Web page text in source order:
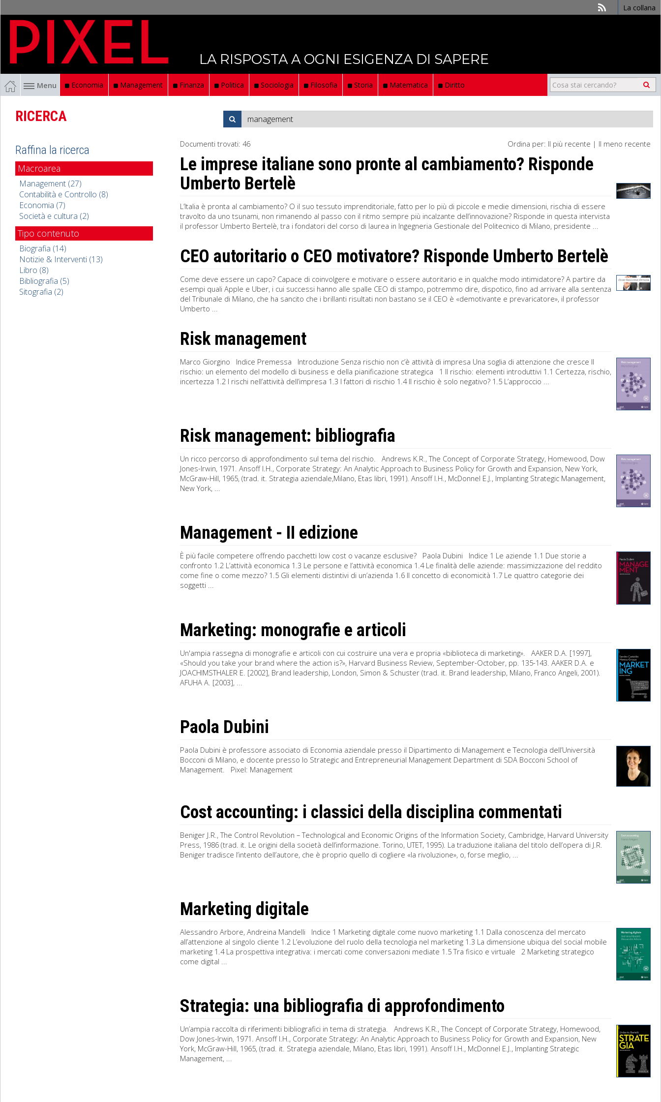
La collana
LA RISPOSTA A OGNI ESIGENZA DI SAPERE
Menu Economia Management Finanza Politica Sociologia Filosofia Storia Matematica Diritto
RICERCA
Ordina per: Il più recente | Il meno recente
Documenti trovati: 46
Le imprese italiane sono pronte al cambiamento? Risponde
Umberto Bertelè
L’Italia è pronta al cambiamento? O il suo tessuto imprenditoriale, fatto per lo più di piccole e medie dimensioni, rischia di essere
travolto da uno tsunami, non rimanendo al passo con il ritmo sempre più incalzante dell’innovazione? Risponde in questa intervista
il professor Umberto Bertelè, tra i fondatori del corso di laurea in Ingegneria Gestionale del Politecnico di Milano, presidente ...
CEO autoritario o CEO motivatore? Risponde Umberto Bertelè
Come deve essere un capo? Capace di coinvolgere e motivare o essere autoritario e in qualche modo intimidatore? A partire da
esempi quali Apple e Uber, i cui successi hanno alle spalle CEO di stampo, potremmo dire, dispotico, fino ad arrivare alla sentenza
del Tribunale di Milano, che ha sancito che i brillanti risultati non bastano se il CEO è «demotivante e prevaricatore», il professor
Umberto ...
Risk management
Marco Giorgino Indice Premessa Introduzione Senza rischio non c’è attività di impresa Una soglia di attenzione che cresce Il
rischio: un elemento del modello di business e della pianificazione strategica 1 Il rischio: elementi introduttivi 1.1 Certezza, rischio,
incertezza 1.2 I rischi nell’attività dell’impresa 1.3 I fattori di rischio 1.4 Il rischio è solo negativo? 1.5 L’approccio ...
Risk management: bibliografia
Un ricco percorso di approfondimento sul tema del rischio. Andrews K.R., The Concept of Corporate Strategy, Homewood, Dow
Jones-Irwin, 1971. Ansoff I.H., Corporate Strategy: An Analytic Approach to Business Policy for Growth and Expansion, New York,
McGraw-Hill, 1965, (trad. it. Strategia aziendale,Milano, Etas libri, 1991). Ansoff I.H., McDonnel E.J., Implanting Strategic Management,
New York, ...
Management - II edizione
È più facile competere offrendo pacchetti low cost o vacanze esclusive? Paola Dubini Indice 1 Le aziende 1.1 Due storie a
confronto 1.2 L’attività economica 1.3 Le persone e l’attività economica 1.4 Le finalità delle aziende: massimizzazione del reddito
come fine o come mezzo? 1.5 Gli elementi distintivi di un’azienda 1.6 Il concetto di economicità 1.7 Le quattro categorie dei
soggetti ...
Marketing: monografie e articoli
Un'ampia rassegna di monografie e articoli con cui costruire una vera e propria «biblioteca di marketing». AAKER D.A. [1997],
«Should you take your brand where the action is?», Harvard Business Review, September-October, pp. 135-143. AAKER D.A. e
JOACHIMSTHALER E. [2002], Brand leadership, London, Simon & Schuster (trad. it. Brand leadership, Milano, Franco Angeli, 2001).
AFUHA A. [2003], ...
Paola Dubini
Paola Dubini è professore associato di Economia aziendale presso il Dipartimento di Management e Tecnologia dell’Università
Bocconi di Milano, e docente presso lo Strategic and Entrepreneurial Management Department di SDA Bocconi School of
Management. Pixel: Management
Cost accounting: i classici della disciplina commentati
Beniger J.R., The Control Revolution – Technological and Economic Origins of the Information Society, Cambridge, Harvard University
Press, 1986 (trad. it. Le origini della società dell’informazione. Torino, UTET, 1995). La traduzione italiana del titolo dell’opera di J.R.
Beniger tradisce l’intento dell’autore, che è proprio quello di cogliere «la rivoluzione», o, forse meglio, ...
Marketing digitale
Alessandro Arbore, Andreina Mandelli Indice 1 Marketing digitale come nuovo marketing 1.1 Dalla conoscenza del mercato
all’attenzione al singolo cliente 1.2 L’evoluzione del ruolo della tecnologia nel marketing 1.3 La dimensione ubiqua del social mobile
marketing 1.4 La prospettiva integrativa: i mercati come conversazioni mediate 1.5 Tra fisico e virtuale 2 Marketing strategico
come digital ...
Strategia: una bibliografia di approfondimento
Un’ampia raccolta di riferimenti bibliografici in tema di strategia. Andrews K.R., The Concept of Corporate Strategy, Homewood,
Dow Jones-Irwin, 1971. Ansoff I.H., Corporate Strategy: An Analytic Approach to Business Policy for Growth and Expansion, New
York, McGraw-Hill, 1965, (trad. it. Strategia aziendale, Milano, Etas libri, 1991). Ansoff I.H., McDonnel E.J., Implanting Strategic
Management, ...
Raffina la ricerca
Macroarea
Management (27)
Contabilità e Controllo (8)
Economia (7)
Società e cultura (2)
Tipo contenuto
Biografia (14)
Notizie & Interventi (13)
Libro (8)
Bibliografia (5)
Sitografia (2)